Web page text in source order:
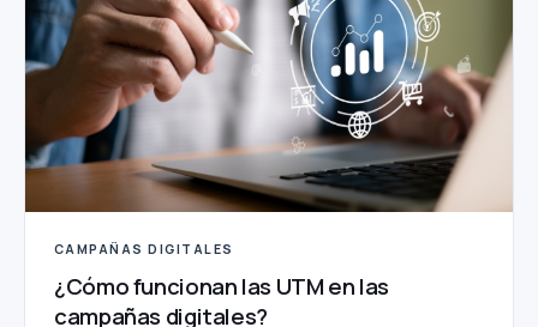
CAMPAÑAS DIGITALES
¿Cómo funcionan las UTM en las
campañas digitales?